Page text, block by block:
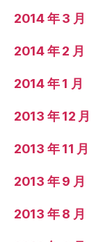
2014 年 3 月
2014 年 2 月
2014 年 1 月
2013 年 12 月
2013 年 11 月
2013 年 9 月
2013 年 8 月